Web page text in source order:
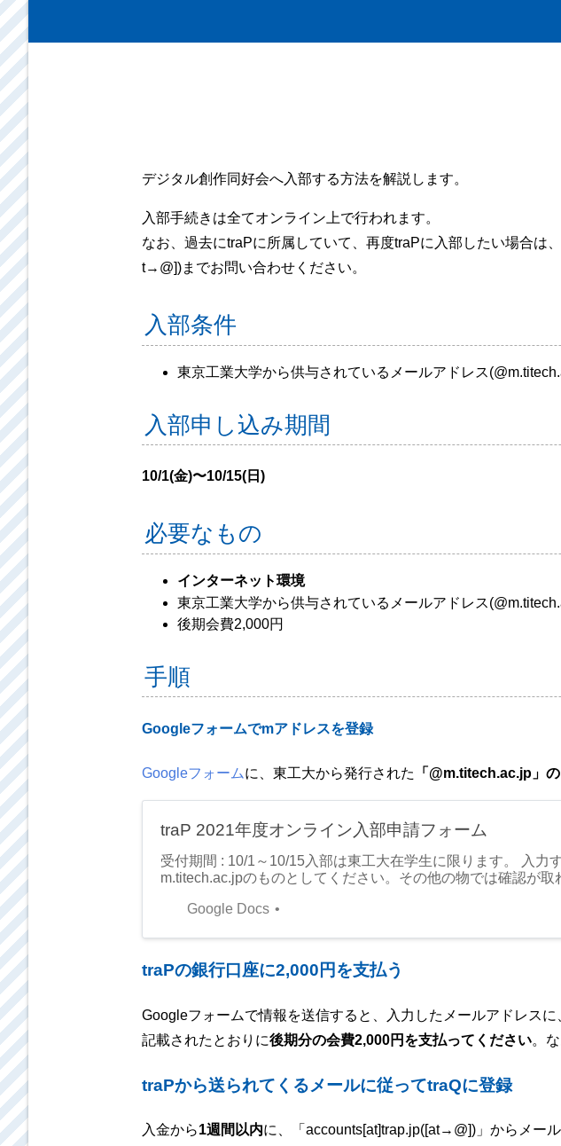
デジタル創作同好会へ入部する方法を解説します。
入部手続きは全てオンライン上で行われます。
なお、過去にtraPに所属していて、再度traPに入部したい場合は
t→@])までお問い合わせください。
入部条件
東京工業大学から供与されているメールアドレス
入部申し込み期間
10/1(金)〜10/15(日)
必要なもの
インターネット環境
東京工業大学から供与されているメールアドレス
後期会費2,000円
手順
Googleフォームでmアドレスを登録
Googleフォームに、東工大から発行された 「@m.titech.ac.jp」
traP 2021年度オンライン入部申請フォーム
受付期間 : 10/1～10/15入部は東工大在学生に限ります。 入力
m.titech.ac.jpのものとしてください。その他の物では確認が取
でご連絡ください。 送信後、自動で入会費振り込みの案内メ
Google Docs
traPの銀行口座に2,000円を支払う
Googleフォームで情報を送信すると、入力したメールアドレス
記載されたとおりに後期分の会費2,000円を支払ってください。な
traPから送られてくるメールに従ってtraQに登録
入金から1週間以内に、「accounts[at]trap.jp([at→@])」からメー